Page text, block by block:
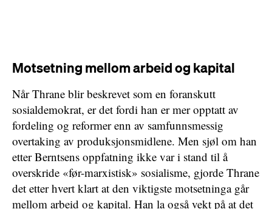
Motsetning mellom arbeid og kapital
Når Thrane blir beskrevet som en foranskutt
sosialdemokrat, er det fordi han er mer opptatt av
fordeling og reformer enn av samfunnsmessig
overtaking av produksjonsmidlene. Men sjøl om han
etter Berntsens oppfatning ikke var i stand til å
overskride «før-marxistisk» sosialisme, gjorde Thrane
det etter hvert klart at den viktigste motsetninga går
mellom arbeid og kapital. Han la også vekt på at det